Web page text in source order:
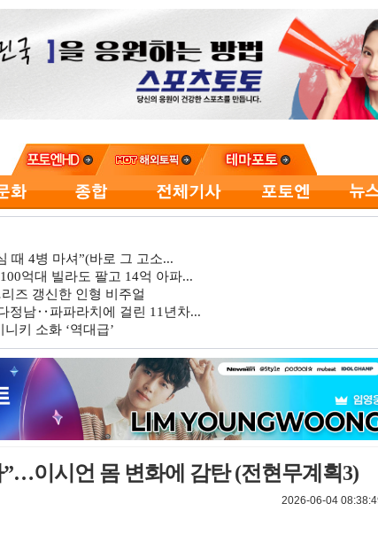
때 4병 마셔”(바로 그 고소...
억대 빌라도 팔고 14억 아파...
즈 갱신한 인형 비주얼
정남‥파파라치에 걸린 11년차...
키 소화 ‘역대급’
이시언 몸 변화에 감탄 (전현무계획3)
2026-06-04